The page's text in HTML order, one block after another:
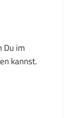
Du im
kannst.